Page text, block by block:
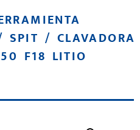
SPIT / CLAVADORA
F18 LITIO